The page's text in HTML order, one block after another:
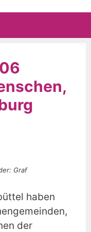
Graf
haben
der